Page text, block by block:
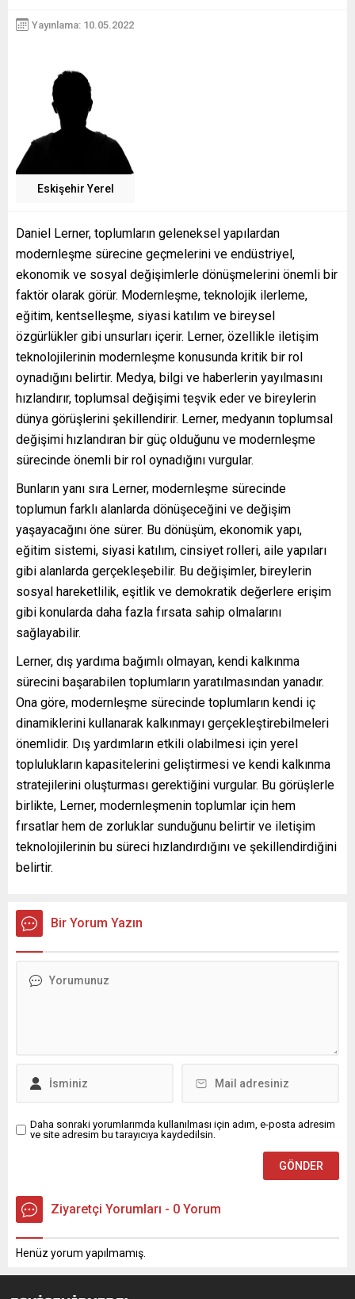
Yayınlama: 10.05.2022
Eskişehir Yerel
Daniel Lerner, toplumların geleneksel yapılardan
modernleşme sürecine geçmelerini ve endüstriyel,
ekonomik ve sosyal değişimlerle dönüşmelerini önemli bir
faktör olarak görür. Modernleşme, teknolojik ilerleme,
eğitim, kentselleşme, siyasi katılım ve bireysel
özgürlükler gibi unsurları içerir. Lerner, özellikle iletişim
teknolojilerinin modernleşme konusunda kritik bir rol
oynadığını belirtir. Medya, bilgi ve haberlerin yayılmasını
hızlandırır, toplumsal değişimi teşvik eder ve bireylerin
dünya görüşlerini şekillendirir. Lerner, medyanın toplumsal
değişimi hızlandıran bir güç olduğunu ve modernleşme
sürecinde önemli bir rol oynadığını vurgular.
Bunların yanı sıra Lerner, modernleşme sürecinde
toplumun farklı alanlarda dönüşeceğini ve değişim
yaşayacağını öne sürer. Bu dönüşüm, ekonomik yapı,
eğitim sistemi, siyasi katılım, cinsiyet rolleri, aile yapıları
gibi alanlarda gerçekleşebilir. Bu değişimler, bireylerin
sosyal hareketlilik, eşitlik ve demokratik değerlere erişim
gibi konularda daha fazla fırsata sahip olmalarını
sağlayabilir.
Lerner, dış yardıma bağımlı olmayan, kendi kalkınma
sürecini başarabilen toplumların yaratılmasından yanadır.
Ona göre, modernleşme sürecinde toplumların kendi iç
dinamiklerini kullanarak kalkınmayı gerçekleştirebilmeleri
önemlidir. Dış yardımların etkili olabilmesi için yerel
toplulukların kapasitelerini geliştirmesi ve kendi kalkınma
stratejilerini oluşturması gerektiğini vurgular. Bu görüşlerle
birlikte, Lerner, modernleşmenin toplumlar için hem
fırsatlar hem de zorluklar sunduğunu belirtir ve iletişim
teknolojilerinin bu süreci hızlandırdığını ve şekillendirdiğini
belirtir.
Bir Yorum Yazın
Daha sonraki yorumlarımda kullanılması için adım, e-posta adresim
ve site adresim bu tarayıcıya kaydedilsin.
Ziyaretçi Yorumları - 0 Yorum
Henüz yorum yapılmamış.